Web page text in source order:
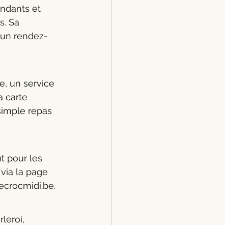
et
Sa
rendez-
un service
carte
repas
pour les
la page